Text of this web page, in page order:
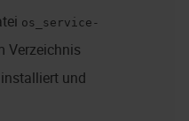
os_service-
Verzeichnis
installiert und